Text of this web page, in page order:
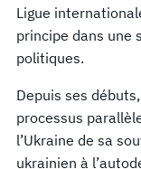
Ligue
principe dans une
politiques.
Depuis ses
processus
l’Ukraine de sa
ukrainien à